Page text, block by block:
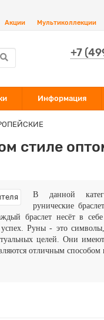
Акции Мультиколлекции
+7
Информация
стиле
В данной
рунические
браслет несёт в
Руны - это символы,
целей. Они
отличным